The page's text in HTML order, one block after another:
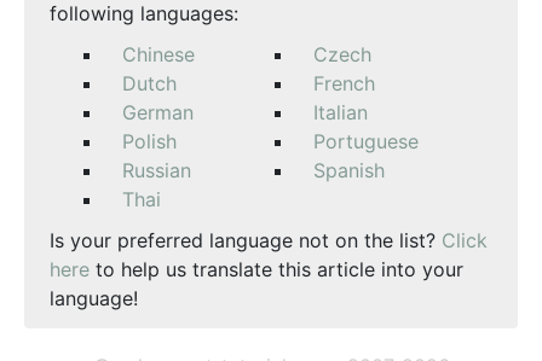
following languages:
Chinese
Czech
Dutch
French
German
Italian
Polish
Portuguese
Russian
Spanish
Thai
Is your preferred language not on the list? Click
here to help us translate this article into your
language!